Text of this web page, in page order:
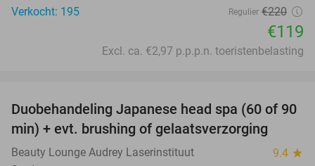
Verkocht: 195
Regulier €220
€119
Excl. ca. €2,97 p.p.p.n. toeristenbelasting
44%
Duobehandeling Japanese head spa (60 of 90
min) + evt. brushing of gelaatsverzorging
Beauty Lounge Audrey Laserinstituut 9.4 star